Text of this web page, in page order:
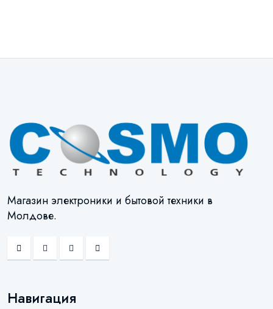
Магазин электроники и бытовой техники в
Молдове.
Навигация